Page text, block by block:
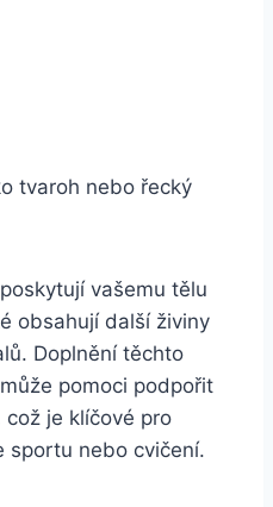
tvaroh nebo řecký
vašemu tělu
obsahují další živiny
Doplnění těchto
pomoci podpořit
je klíčové pro
sportu nebo cvičení.